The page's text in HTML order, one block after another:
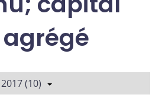
2017 (10)